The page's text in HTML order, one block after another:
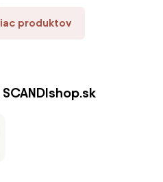
produktov